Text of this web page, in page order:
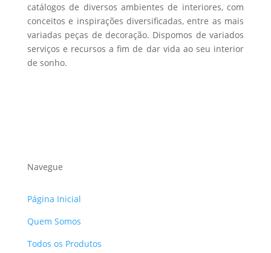
catálogos de diversos ambientes de interiores, com
conceitos e inspirações diversificadas, entre as mais
variadas peças de decoração. Dispomos de variados
serviços e recursos a fim de dar vida ao seu interior
de sonho.
Navegue
Página Inicial
Quem Somos
Todos os Produtos